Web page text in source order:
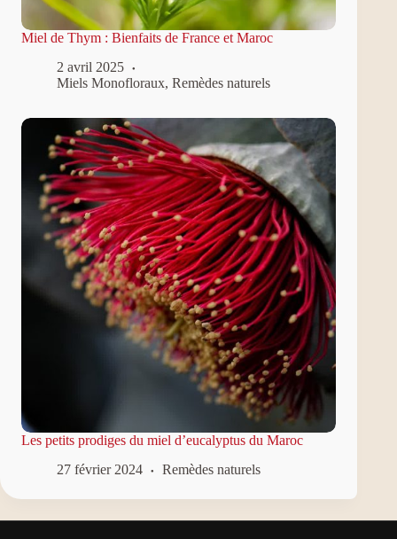
Miel de Thym : Bienfaits de France et Maroc
2 avril 2025
Miels Monofloraux, Remèdes naturels
Les petits prodiges du miel d’eucalyptus du Maroc
27 février 2024
Remèdes naturels